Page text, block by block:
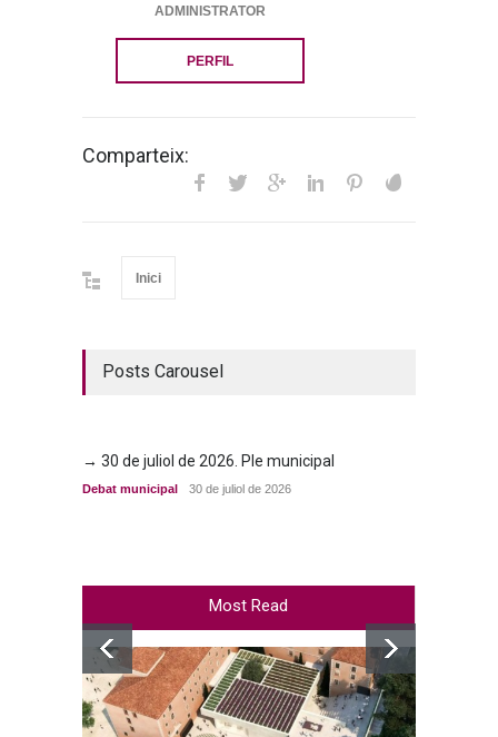
ADMINISTRATOR
PERFIL
Comparteix:
Inici
Posts Carousel
→ 30 de juliol de 2026. Ple municipal
Debat municipal 30 de juliol de 2026
Most Read